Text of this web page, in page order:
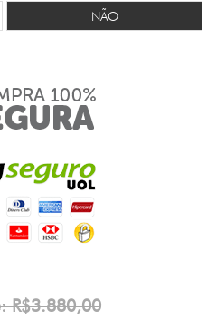
NÃO
R$3.880,00